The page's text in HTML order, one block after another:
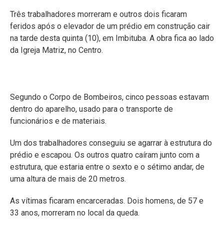
Três trabalhadores morreram e outros dois ficaram
feridos após o elevador de um prédio em construção cair
na tarde desta quinta (10), em Imbituba. A obra fica ao lado
da Igreja Matriz, no Centro.
Segundo o Corpo de Bombeiros, cinco pessoas estavam
dentro do aparelho, usado para o transporte de
funcionários e de materiais.
Um dos trabalhadores conseguiu se agarrar à estrutura do
prédio e escapou. Os outros quatro caíram junto com a
estrutura, que estaria entre o sexto e o sétimo andar, de
uma altura de mais de 20 metros.
As vítimas ficaram encarceradas. Dois homens, de 57 e
33 anos, morreram no local da queda.